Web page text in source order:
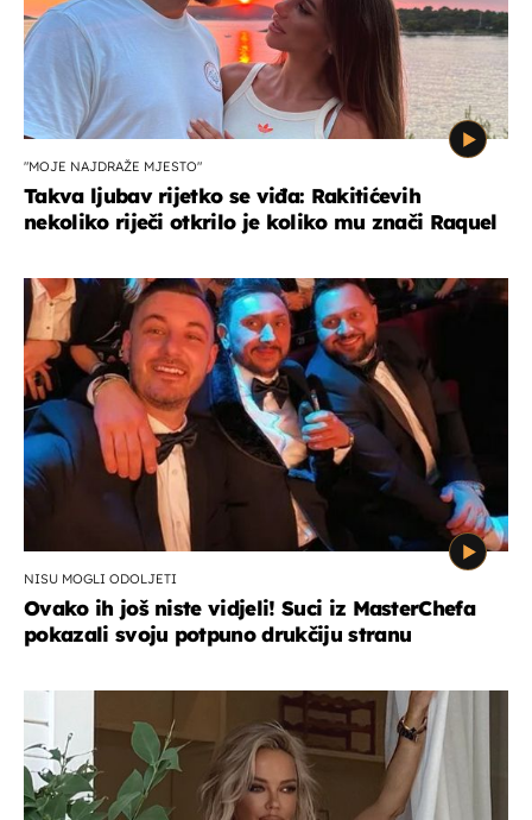
"MOJE NAJDRAŽE MJESTO"
Takva ljubav rijetko se viđa: Rakitićevih
nekoliko riječi otkrilo je koliko mu znači Raquel
NISU MOGLI ODOLJETI
Ovako ih još niste vidjeli! Suci iz MasterChefa
pokazali svoju potpuno drukčiju stranu